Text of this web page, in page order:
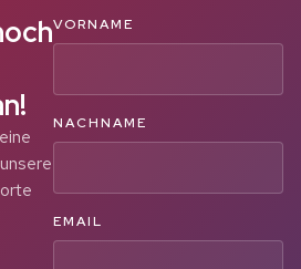
VORNAME
NACHNAME
EMAIL